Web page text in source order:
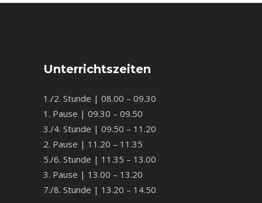
Unterrichtszeiten
1./2. Stunde | 08.00 – 09.30
1. Pause | 09.30 – 09.50
3./4. Stunde | 09.50 – 11.20
2. Pause | 11.20 – 11.35
5./6. Stunde | 11.35 – 13.00
3. Pause | 13.00 – 13.20
7./8. Stunde | 13.20 – 14.50